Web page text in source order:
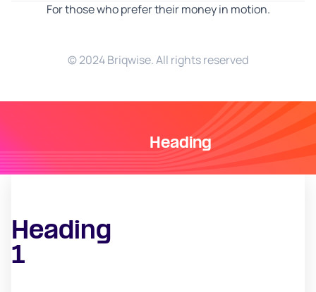
For those who prefer their money in motion.
© 2024 Briqwise. All rights reserved
Heading
Heading
1